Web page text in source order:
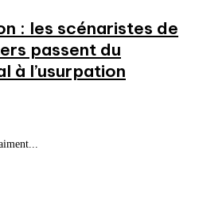
: les scénaristes de
passent du
à l’usurpation